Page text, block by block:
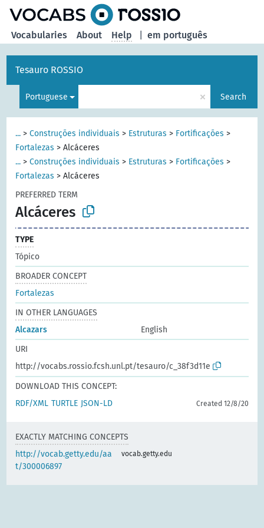
em português
Vocabularies About Help
Tesauro ROSSIO
Portuguese × Search
... >Construções individuais > Estruturas > Fortificações >
Fortalezas >Alcáceres
... >Construções individuais > Estruturas > Fortificações >
Fortalezas >Alcáceres
PREFERRED TERM
Alcáceres
TYPE
Tópico
BROADER CONCEPT
Fortalezas
IN OTHER LANGUAGES
Alcazars
English
URI
http://vocabs.rossio.fcsh.unl.pt/tesauro/c_38f3d11e
DOWNLOAD THIS CONCEPT:
RDF/XML TURTLE JSON-LD Created 12/8/20
EXACTLY MATCHING CONCEPTS
http://vocab.getty.edu/aa
t/300006897
vocab.getty.edu